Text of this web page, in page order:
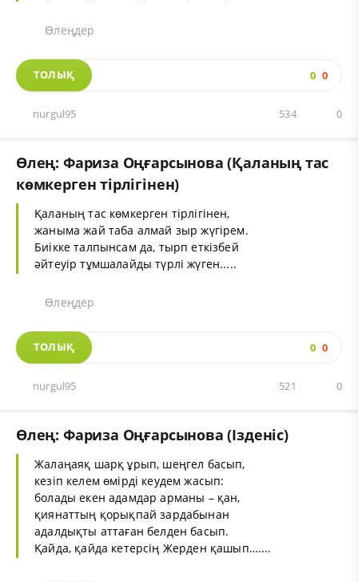
Өлеңдер
ТОЛЫҚ 0 0
nurgul95 0
534
Өлең: Фариза Оңғарсынова (Қаланың тас
көмкерген тірлігінен)
Қаланың тас көмкерген тірлігінен,
жаныма жай таба алмай зыр жүгірем.
Биікке талпынсам да, тырп еткізбей
әйтеуір тұмшалайды түрлі жүген.....
Өлеңдер
ТОЛЫҚ 0 0
nurgul95 0
521
Өлең: Фариза Оңғарсынова (Ізденіс)
Жалаңаяқ шарқ ұрып, шеңгел басып,
кезіп келем өмірді кеудем жасып:
болады екен адамдар арманы – қан,
қиянаттың қорықпай зардабынан
адалдықты аттаған белден басып.
Қайда, қайда кетерсің Жерден қашып…....